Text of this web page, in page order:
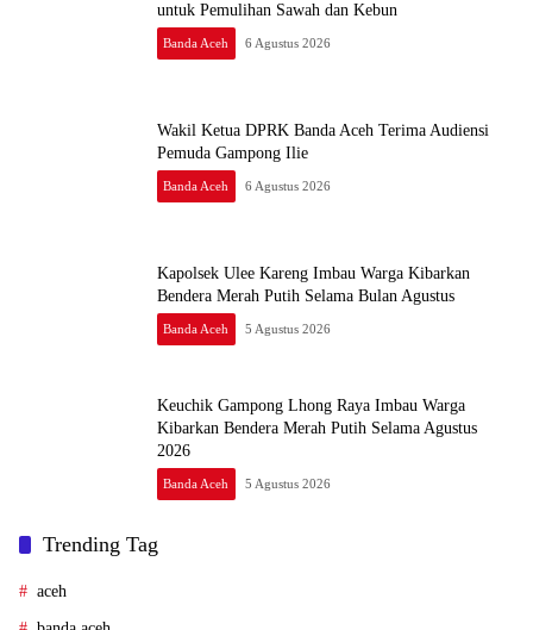
untuk Pemulihan Sawah dan Kebun
Banda Aceh 6 Agustus 2026
Wakil Ketua DPRK Banda Aceh Terima Audiensi
Pemuda Gampong Ilie
Banda Aceh 6 Agustus 2026
Kapolsek Ulee Kareng Imbau Warga Kibarkan
Bendera Merah Putih Selama Bulan Agustus
Banda Aceh 5 Agustus 2026
Keuchik Gampong Lhong Raya Imbau Warga
Kibarkan Bendera Merah Putih Selama Agustus
2026
Banda Aceh 5 Agustus 2026
Trending Tag
aceh